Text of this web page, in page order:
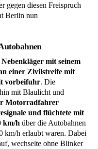
gegen diesen Freispruch
Berlin nun
mit seinem
einer Zivilstreife mit
vorbeifuhr. Die
mit Blaulicht und
Motorradfahrer
und flüchtete mit
km/h über die Autobahnen
km/h erlaubt waren. Dabei
wechselte ohne Blinker